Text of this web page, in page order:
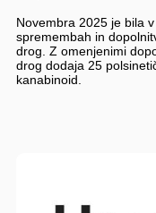
Novembra 2025 je bila
spremembah in
drog. Z omenjenimi
drog dodaja 25
kanabinoid.